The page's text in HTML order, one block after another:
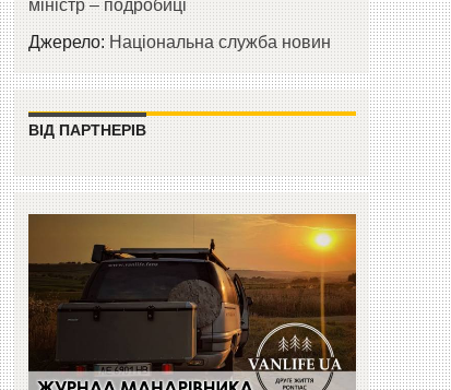
міністр – подробиці
Джерело:Національна служба новин
ВІД ПАРТНЕРІВ